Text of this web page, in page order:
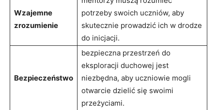
Wzajemne
zrozumienie
potrzeby swoich uczniów, aby
skutecznie prowadzić ich w drodze
do inicjacji.
Bezpieczeństwo
bezpieczna przestrzeń do
eksploracji duchowej jest
niezbędna, aby uczniowie mogli
otwarcie dzielić się swoimi
przeżyciami.